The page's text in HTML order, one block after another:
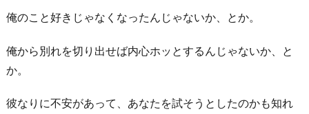
俺のこと好きじゃなくなったんじゃないか、とか。
俺から別れを切り出せば内心ホッとするんじゃないか、と
か。
彼なりに不安があって、あなたを試そうとしたのかも知れ